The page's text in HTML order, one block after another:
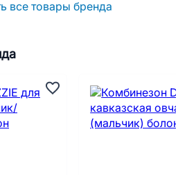
все товары бренда